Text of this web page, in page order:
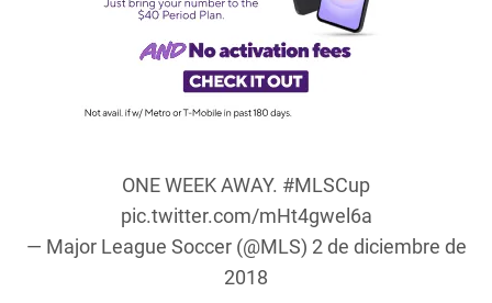
ONE WEEK AWAY. #MLSCup
pic.twitter.com/mHt4gwel6a
— Major League Soccer (@MLS) 2 de diciembre de
2018